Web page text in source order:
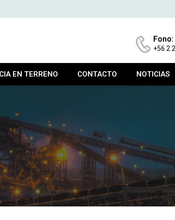
Fono:
+56 2
EN TERRENO CONTACTO NOTICIAS